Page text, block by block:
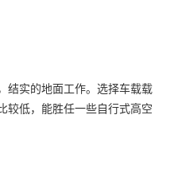
结实的地面工作。选择车载载
较低，能胜任一些自行式高空